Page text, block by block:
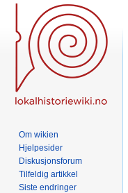
Om wikien
Hjelpesider
Diskusjonsforum
Tilfeldig artikkel
Siste endringer